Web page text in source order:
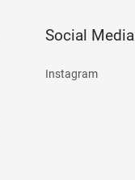
Social Media
Instagram